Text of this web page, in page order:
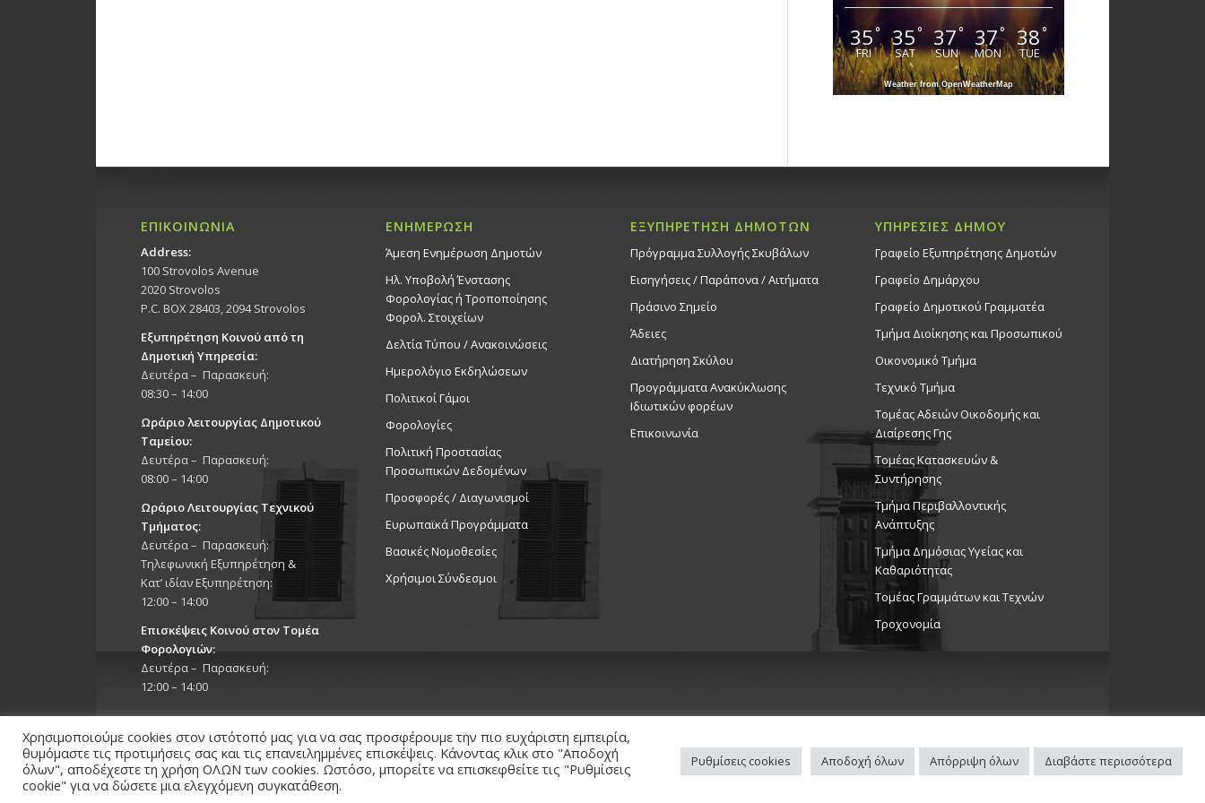
35°
FRI
35°
SAT
37°
SUN
37°
MON
38°
TUE
Weather from OpenWeatherMap
ΕΠΙΚΟΙΝΩΝΙΑ
Address:
100 Strovolos Avenue
2020 Strovolos
P.C. BOX 28403, 2094 Strovolos
Εξυπηρέτηση Κοινού από τη
Δημοτική Υπηρεσία:
Δευτέρα – Παρασκευή:
08:30 – 14:00
Ωράριο λειτουργίας Δημοτικού
Ταμείου:
Δευτέρα – Παρασκευή:
08:00 – 14:00
Ωράριο Λειτουργίας Τεχνικού
Τμήματος:
Δευτέρα – Παρασκευή:
Τηλεφωνική Εξυπηρέτηση &
Κατ’ ιδίαν Εξυπηρέτηση:
12:00 – 14:00
Επισκέψεις Κοινού στον Τομέα
Φορολογιών:
Δευτέρα – Παρασκευή:
12:00 – 14:00
ΕΝΗΜΕΡΩΣΗ
Άμεση Ενημέρωση Δημοτών
Ηλ. Υποβολή Ένστασης
Φορολογίας ή Τροποποίησης
Φορολ. Στοιχείων
Δελτία Τύπου / Ανακοινώσεις
Ημερολόγιο Εκδηλώσεων
Πολιτικοί Γάμοι
Φορολογίες
Πολιτική Προστασίας
Προσωπικών Δεδομένων
Προσφορές / Διαγωνισμοί
Ευρωπαϊκά Προγράμματα
Βασικές Νομοθεσίες
Χρήσιμοι Σύνδεσμοι
ΕΞΥΠΗΡΕΤΗΣΗ ΔΗΜΟΤΩΝ
Πρόγραμμα Συλλογής Σκυβάλων
Εισηγήσεις / Παράπονα / Αιτήματα
Πράσινο Σημείο
Άδειες
Διατήρηση Σκύλου
Προγράμματα Ανακύκλωσης
Ιδιωτικών φορέων
Επικοινωνία
ΥΠΗΡΕΣΙΕΣ ΔΗΜΟΥ
Γραφείο Εξυπηρέτησης Δημοτών
Γραφείο Δημάρχου
Γραφείο Δημοτικού Γραμματέα
Τμήμα Διοίκησης και Προσωπικού
Οικονομικό Τμήμα
Τεχνικό Τμήμα
Τομέας Αδειών Οικοδομής και
Διαίρεσης Γης
Τομέας Κατασκευών &
Συντήρησης
Τμήμα Περιβαλλοντικής
Ανάπτυξης
Tμήμα Δημόσιας Υγείας και
Καθαριότητας
Τομέας Γραμμάτων και Τεχνών
Τροχονομία
Copyright 2026 © Δήμος Στροβόλου, All Rights Reserved. / Powered by
Χρησιμοποιούμε cookies στον ιστότοπό μας για να σας προσφέρουμε την πιο ευχάριστη εμπειρία,
θυμόμαστε τις προτιμήσεις σας και τις επανειλημμένες επισκέψεις. Κάνοντας κλικ στο "Αποδοχή
όλων", αποδέχεστε τη χρήση ΟΛΩΝ των cookies. Ωστόσο, μπορείτε να επισκεφθείτε τις "Ρυθμίσεις
cookie" για να δώσετε μια ελεγχόμενη συγκατάθεση.
Ρυθμίσεις cookies Αποδοχή όλων Απόρριψη όλων Διαβάστε περισσότερα